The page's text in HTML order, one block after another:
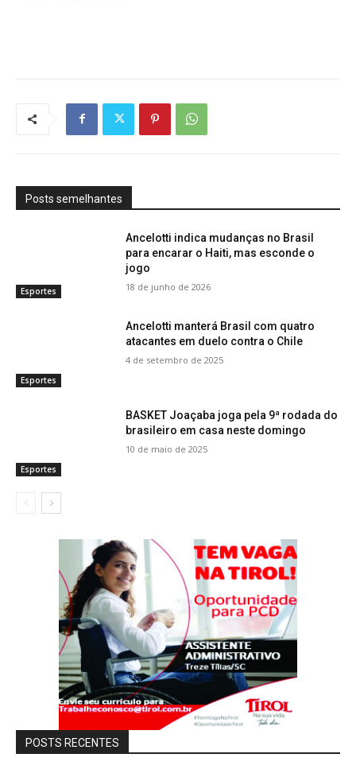
Posts semelhantes
Esportes
Ancelotti indica mudanças no Brasil
para encarar o Haiti, mas esconde o
jogo
18 de junho de 2026
Esportes
Ancelotti manterá Brasil com quatro
atacantes em duelo contra o Chile
4 de setembro de 2025
Esportes
BASKET Joaçaba joga pela 9ª rodada do
brasileiro em casa neste domingo
10 de maio de 2025
POSTS RECENTES